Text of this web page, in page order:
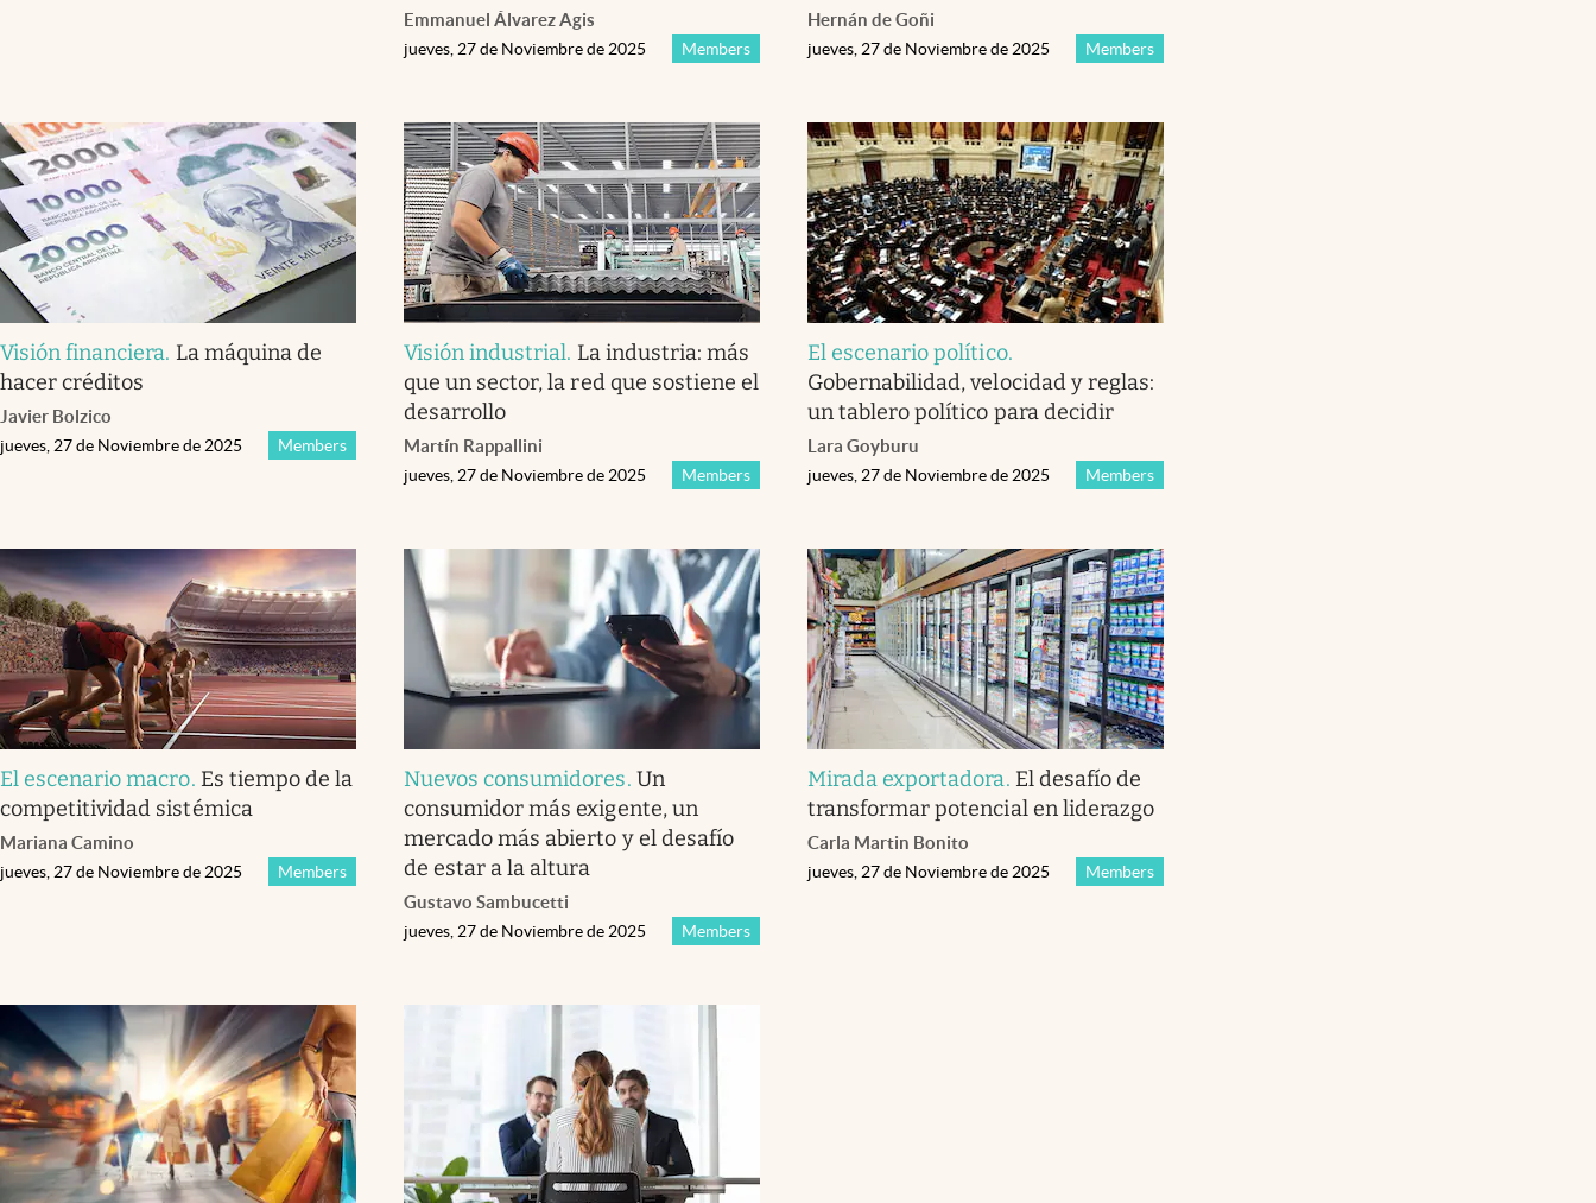
Emmanuel Álvarez Agis
Members
jueves, 27 de Noviembre de 2025
Hernán de Goñi
Members
jueves, 27 de Noviembre de 2025
Visión financiera. La máquina de
hacer créditos
Javier Bolzico
Members
jueves, 27 de Noviembre de 2025
Visión industrial. La industria: más
que un sector, la red que sostiene el
desarrollo
Martín Rappallini
Members
jueves, 27 de Noviembre de 2025
El escenario político.
Gobernabilidad, velocidad y reglas:
un tablero político para decidir
Lara Goyburu
Members
jueves, 27 de Noviembre de 2025
El escenario macro. Es tiempo de la
competitividad sistémica
Mariana Camino
Members
jueves, 27 de Noviembre de 2025
Nuevos consumidores. Un
consumidor más exigente, un
mercado más abierto y el desafío
de estar a la altura
Gustavo Sambucetti
Members
jueves, 27 de Noviembre de 2025
Mirada exportadora. El desafío de
transformar potencial en liderazgo
Carla Martin Bonito
Members
jueves, 27 de Noviembre de 2025